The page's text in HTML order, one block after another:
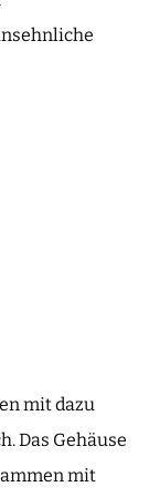
mit dazu
Das Gehäuse
mit